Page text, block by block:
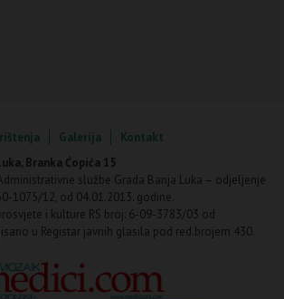
Galerija
Kontakt
Branka Ćopića 15
službe Grada Banja Luka – odjeljenje
1075/12, od 04.01.2013. godine.
i kulture RS broj: 6-09-3783/03 od
u Registar javnih glasila pod red.brojem 430.